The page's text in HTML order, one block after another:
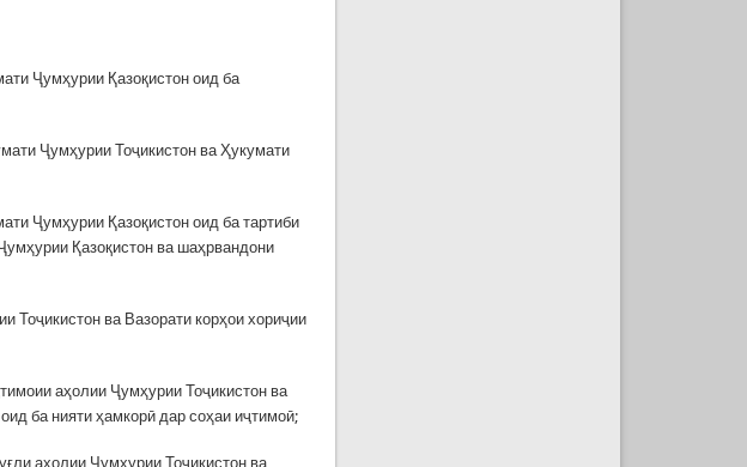
Ҷумҳурии Қазоқистон оид ба
Ҷумҳурии Тоҷикистон ва Ҳукумати
Ҷумҳурии Қазоқистон оид ба тартиби
Қазоқистон ва шаҳрвандони
Тоҷикистон ва Вазорати корҳои хориҷии
аҳолии Ҷумҳурии Тоҷикистон ва
ба нияти ҳамкорӣ дар соҳаи иҷтимоӣ;
аҳолии Ҷумҳурии Тоҷикистон ва